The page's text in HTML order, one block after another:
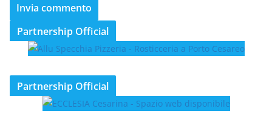
Partnership Official
Partnership Official